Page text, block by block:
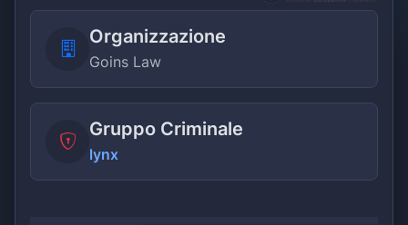
Organizzazione
Goins Law
Gruppo Criminale
lynx